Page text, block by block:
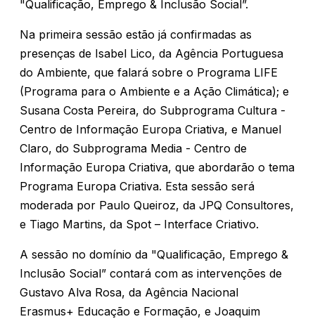
"Qualificação, Emprego & Inclusão Social”.
Na primeira sessão estão já confirmadas as
presenças de Isabel Lico, da Agência Portuguesa
do Ambiente, que falará sobre o Programa LIFE
(Programa para o Ambiente e a Ação Climática); e
Susana Costa Pereira, do Subprograma Cultura -
Centro de Informação Europa Criativa, e Manuel
Claro, do Subprograma Media - Centro de
Informação Europa Criativa, que abordarão o tema
Programa Europa Criativa. Esta sessão será
moderada por Paulo Queiroz, da JPQ Consultores,
e Tiago Martins, da Spot – Interface Criativo.
A sessão no domínio da "Qualificação, Emprego &
Inclusão Social” contará com as intervenções de
Gustavo Alva Rosa, da Agência Nacional
Erasmus+ Educação e Formação, e Joaquim